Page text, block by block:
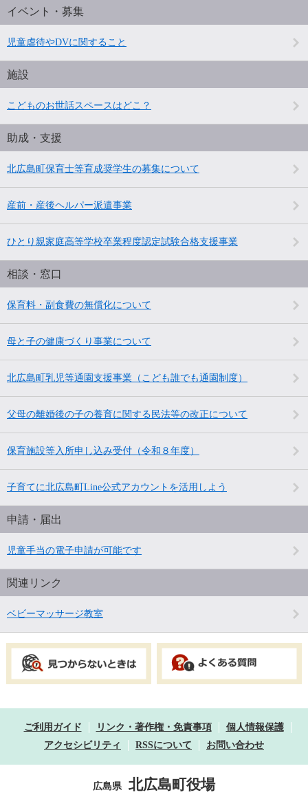
イベント・募集
児童虐待やDVに関すること
施設
こどものお世話スペースはどこ？
助成・支援
北広島町保育士等育成奨学生の募集について
産前・産後ヘルパー派遣事業
ひとり親家庭高等学校卒業程度認定試験合格支援事業
相談・窓口
保育料・副食費の無償化について
母と子の健康づくり事業について
北広島町乳児等通園支援事業（こども誰でも通園制度）
父母の離婚後の子の養育に関する民法等の改正について
保育施設等入所申し込み受付（令和８年度）
子育てに北広島町Line公式アカウントを活用しよう
申請・届出
児童手当の電子申請が可能です
関連リンク
ベビーマッサージ教室
ご利用ガイド リンク・著作権・免責事項
個人情報保護
アクセシビリティ
RSSについて お問い合わせ
広島県 北広島町役場